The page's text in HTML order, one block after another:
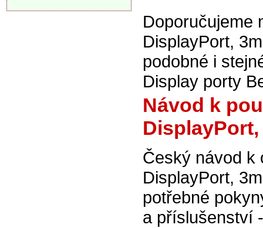
Doporučujeme
DisplayPort,
podobné i
Display porty
Návod k
DisplayPort,
Český návod k
DisplayPort,
potřebné
a příslušenství